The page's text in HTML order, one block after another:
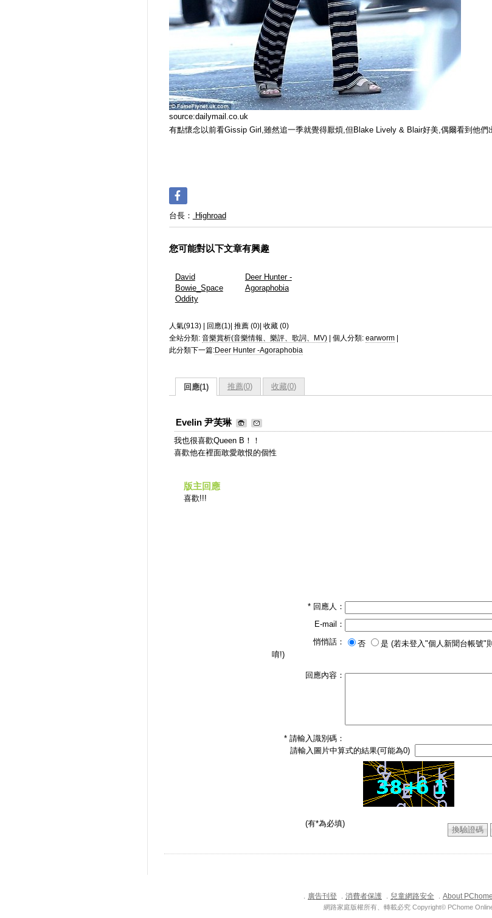
source:dailymail.co.uk
有點懷念以前看Gissip Girl,雖然追一季就覺得厭煩,但Blake Lively & Blair好美,偶爾看到他
台長： Highroad
您可能對以下文章有興趣
David
Bowie_Space
Oddity
Deer Hunter -
Agoraphobia
人氣(913) | 回應(1)| 推薦 (0)| 收藏 (0)
全站分類: 音樂賞析(音樂情報、樂評、歌詞、MV)| 個人分類: earworm|
此分類下一篇:Deer Hunter -Agoraphobia
回應(1) 推薦(0) 收藏(0)
Evelin 尹芙琳
我也很喜歡Queen B！！
喜歡他在裡面敢愛敢恨的個性
版主回應
喜歡!!!
* 回應人：
E-mail：
悄悄話：
否
是 (若未登入"個人新聞台帳號"
唷!)
回應內容：
* 請輸入識別碼：
請輸入圖片中算式的結果(可能為0)
(有*為必填)
． 廣告刊登 ． 消費者保護 ． 兒童網路安全 ． About PChome
網路家庭版權所有、轉載必究 Copyright© PChome